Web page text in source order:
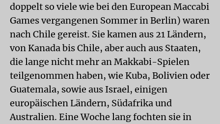
doppelt so viele wie bei den European Maccabi
Games vergangenen Sommer in Berlin) waren
nach Chile gereist. Sie kamen aus 21 Ländern,
von Kanada bis Chile, aber auch aus Staaten,
die lange nicht mehr an Makkabi-Spielen
teilgenommen haben, wie Kuba, Bolivien oder
Guatemala, sowie aus Israel, einigen
europäischen Ländern, Südafrika und
Australien. Eine Woche lang fochten sie in